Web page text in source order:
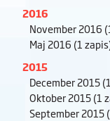
2016
November 2016
Maj 2016 (1
2015
December 2015
Oktober 2015(1
September 2015